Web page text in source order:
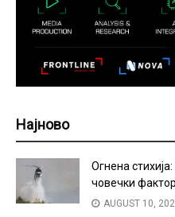
Најново
Огнена
човечки
AUGUST 10,